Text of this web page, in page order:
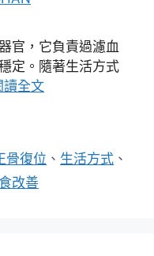
官，它負責過濾血
定。隨著生活方式
讀全文
骨復位 、 生活方式 、
改善